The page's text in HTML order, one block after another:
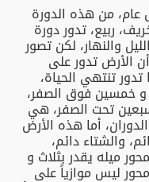
من هذه الدورة
ربيع، تدور دورة
والنهار، لكن تصور
الأرض تدور على
تنتهي الحياة،
و خمسين فوق الصفر،
تحت الصفر، هي
أما هذه الأرض
والشتاء دائم،
ميله يقدر بثلاث و
ليس موازياً على